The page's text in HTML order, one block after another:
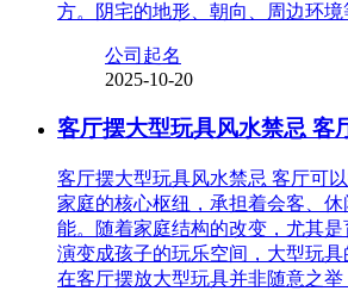
方。阴宅的地形、朝向、周边环
公司起名
2025-10-20
客厅摆大型玩具风水禁忌 客
客厅摆大型玩具风水禁忌 客厅可
家庭的核心枢纽，承担着会客、
能。随着家庭结构的改变，尤其
演变成孩子的玩乐空间，大型玩具
在客厅摆放大型玩具并非随意之